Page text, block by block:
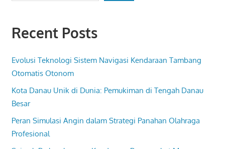
Recent Posts
Evolusi Teknologi Sistem Navigasi Kendaraan Tambang
Otomatis Otonom
Kota Danau Unik di Dunia: Pemukiman di Tengah Danau
Besar
Peran Simulasi Angin dalam Strategi Panahan Olahraga
Profesional